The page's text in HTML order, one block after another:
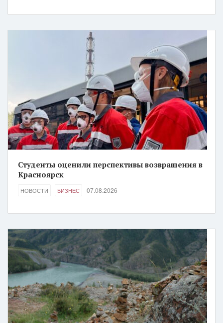
Студенты оценили перспективы возвращения в
Красноярск
НОВОСТИ БИЗНЕС 07.08.2026